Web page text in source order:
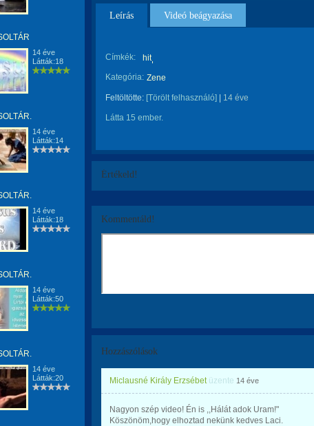
14 éve
Látták:18
14 éve
Látták:14
14 éve
Látták:18
14 éve
Látták:50
14 éve
Látták:20
Leírás Videó beágyazása
Címkék:
hit
Kategória: Zene
Feltöltötte: [Törölt felhasználó] 14 éve
Látta 15 ember.
Értékeld!
Kommentáld!
Hozzászólások
Miclausné Király Erzsébetüzente 14 éve
Nagyon szép video! Én is ,,Hálát adok Uram!"
Köszönöm,hogy elhoztad nekünk kedves Laci.